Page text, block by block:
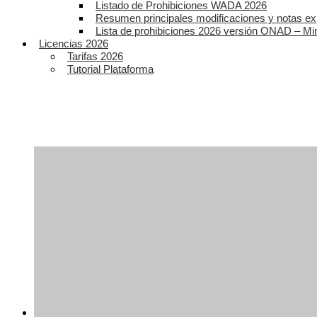
Listado de Prohibiciones WADA 2026
Resumen principales modificaciones y notas
Lista de prohibiciones 2026 versión ONAD –
Licencias 2026
Tarifas 2026
Tutorial Plataforma